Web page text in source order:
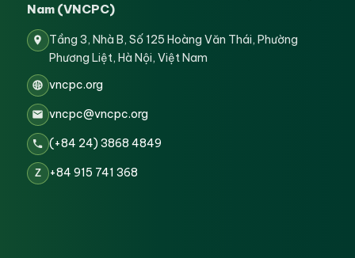
Nam (VNCPC)
Tầng 3, Nhà B, Số 125 Hoàng Văn Thái, Phường
Phương Liệt, Hà Nội, Việt Nam
vncpc.org
vncpc@vncpc.org
(+84 24) 3868 4849
Z +84 915 741 368